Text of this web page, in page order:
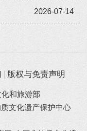
2026-07-14
版权与免责声明
和旅游部
文化遗产保护中心